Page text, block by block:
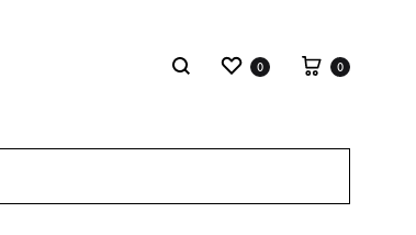
Search Wishlist
0 Cart
0